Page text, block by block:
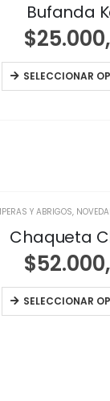
Bufanda
$
SELECCIONAR
Y ABRIGOS,
Chaqueta
$
SELECCIONAR